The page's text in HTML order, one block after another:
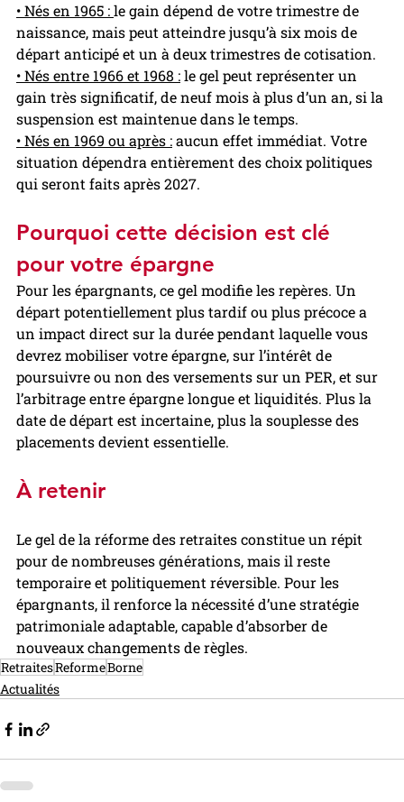
• Nés en 1965 : le gain dépend de votre trimestre de
naissance, mais peut atteindre jusqu’à six mois de
départ anticipé et un à deux trimestres de cotisation.
• Nés entre 1966 et 1968 : le gel peut représenter un
gain très significatif, de neuf mois à plus d’un an, si la
suspension est maintenue dans le temps.
• Nés en 1969 ou après : aucun effet immédiat. Votre
situation dépendra entièrement des choix politiques
qui seront faits après 2027.
Pourquoi cette décision est clé
pour votre épargne
Pour les épargnants, ce gel modifie les repères. Un
départ potentiellement plus tardif ou plus précoce a
un impact direct sur la durée pendant laquelle vous
devrez mobiliser votre épargne, sur l’intérêt de
poursuivre ou non des versements sur un PER, et sur
l’arbitrage entre épargne longue et liquidités. Plus la
date de départ est incertaine, plus la souplesse des
placements devient essentielle.
À retenir
Le gel de la réforme des retraites constitue un répit
pour de nombreuses générations, mais il reste
temporaire et politiquement réversible. Pour les
épargnants, il renforce la nécessité d’une stratégie
patrimoniale adaptable, capable d’absorber de
nouveaux changements de règles.
RetraitesReformeBorne
Actualités